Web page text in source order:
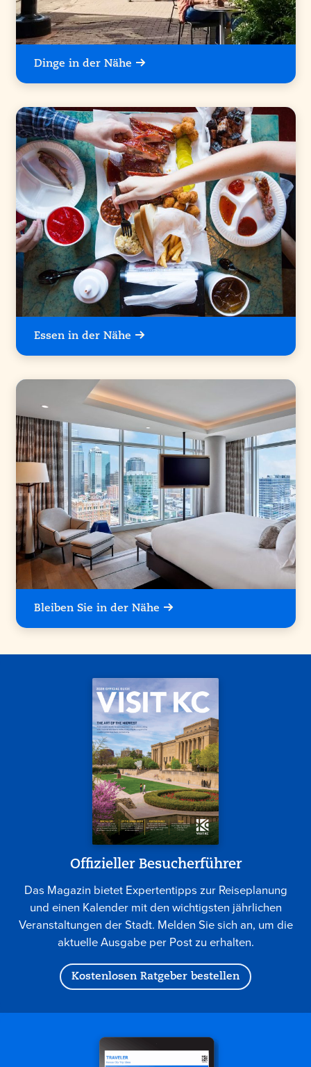
Dinge in der Nähe
Essen in der Nähe
Bleiben Sie in der Nähe
Offizieller Besucherführer
Das Magazin bietet Expertentipps zur Reiseplanung
und einen Kalender mit den wichtigsten jährlichen
Veranstaltungen der Stadt. Melden Sie sich an, um die
aktuelle Ausgabe per Post zu erhalten.
Kostenlosen Ratgeber bestellen